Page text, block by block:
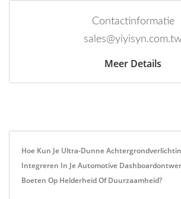
Contactinformatie
Meer Details
Hoe Kun Je Ultra-Dunne
Integreren In Je Automotive
Boeten Op Helderheid Of Duurzaamheid?